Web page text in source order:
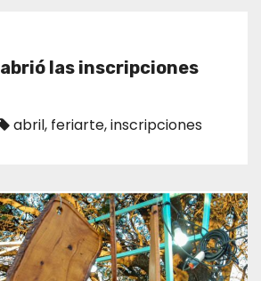
las inscripciones
abril, feriarte,inscripciones